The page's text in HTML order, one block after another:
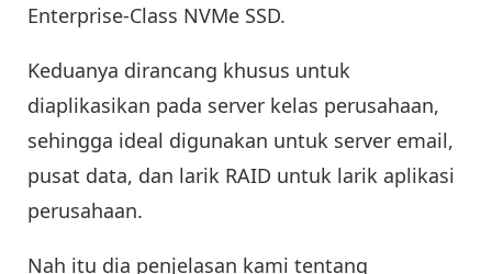
Enterprise-Class NVMe SSD.
Keduanya dirancang khusus untuk
diaplikasikan pada server kelas perusahaan,
sehingga ideal digunakan untuk server email,
pusat data, dan larik RAID untuk larik aplikasi
perusahaan.
Nah itu dia penjelasan kami tentang